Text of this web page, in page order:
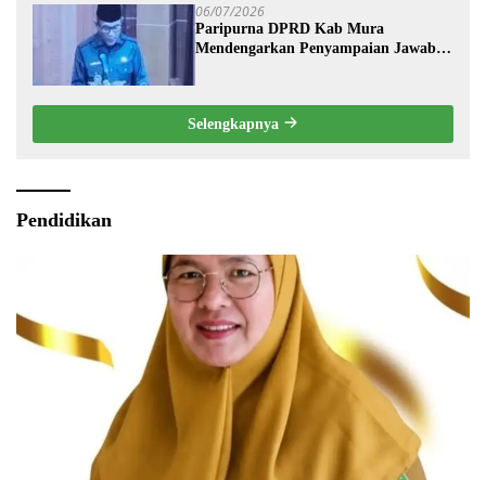
06/07/2026
Paripurna DPRD Kab Mura
Mendengarkan Penyampaian Jawaban
Kabupaten Musi Rawas Tahun
Anggaran 2025.
Selengkapnya
Pendidikan